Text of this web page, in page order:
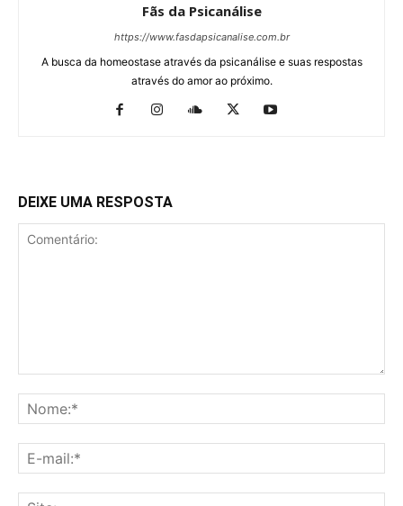
Fãs da Psicanálise
https://www.fasdapsicanalise.com.br
A busca da homeostase através da psicanálise e suas respostas
através do amor ao próximo.
DEIXE UMA RESPOSTA